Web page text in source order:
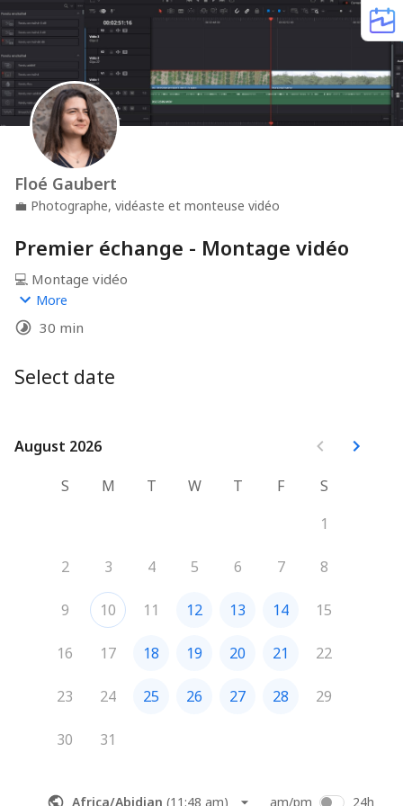
Floé Gaubert
💼 Photographe, vidéaste et monteuse vidéo
Premier échange - Montage vidéo
💻 Montage vidéo
En solo ou en renfort d’équipe !
Je monte et transforme tes rushs en vidéos pour les
More
30 min
Select date
August 2026
August 2026
S
M T W T F
S
1
2 3 4 5 6 7 8
9 10 11 12 13 14 15
16 17 18 19 20 21 22
23 24 25 26 27 28 29
30 31
Africa/Abidjan (11:48 am) am/pm 24h